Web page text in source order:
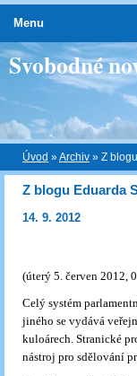
Svobodné
Úvod »Archiv » Z
Z blogu Eduarda
14. 9. 2012
(úterý 5. červen 2012,
Celý systém
jiného se vydává
kuloárech. Stranické
nástroj pro sdělování
Menu